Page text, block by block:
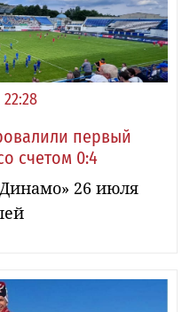
22:28
первый
счетом 0:4
26 июля